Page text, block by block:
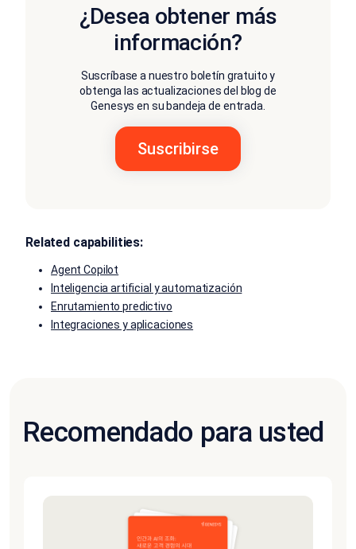
¿Desea obtener más
información?
Suscríbase a nuestro boletín gratuito y
obtenga las actualizaciones del blog de
Genesys en su bandeja de entrada.
Related capabilities:
Agent Copilot
Inteligencia artificial y automatización
Enrutamiento predictivo
Integraciones y aplicaciones
Recomendado para usted